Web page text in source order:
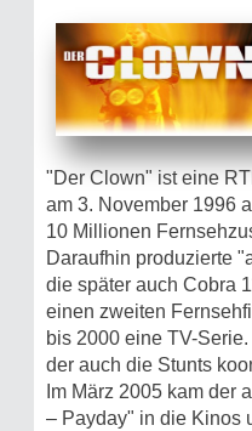
"Der Clown" ist eine
am 3. November 1996
10 Millionen
Daraufhin produzierte
die später auch Cobra
einen zweiten
bis 2000 eine TV-
der auch die Stunts
Im März 2005 kam der
– Payday" in die Kinos